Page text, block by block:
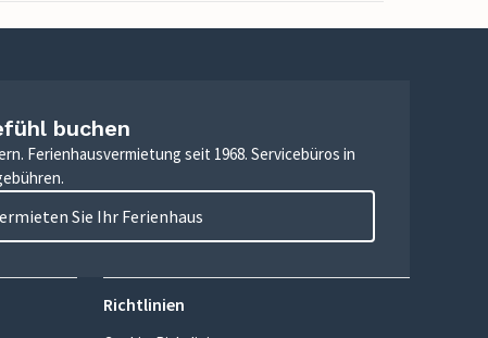
buchen
Ferienhausvermietung seit 1968. Servicebüros in
Sie Ihr Ferienhaus
Richtlinien